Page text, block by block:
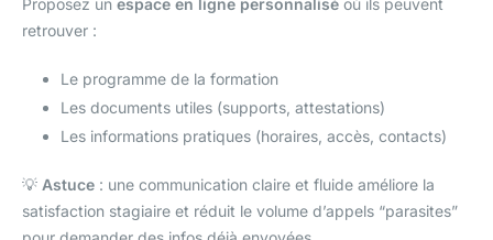
retrouver :
Le programme de la formation
Les documents utiles (supports, attestations)
Les informations pratiques (horaires, accès, contacts)
💡 Astuce : une communication claire et fluide améliore la
satisfaction stagiaire et réduit le volume d’appels “parasites”